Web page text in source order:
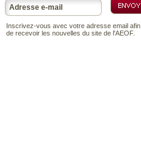
Inscrivez-vous avec votre adresse email afin
de recevoir les nouvelles du site de l'AEOF.